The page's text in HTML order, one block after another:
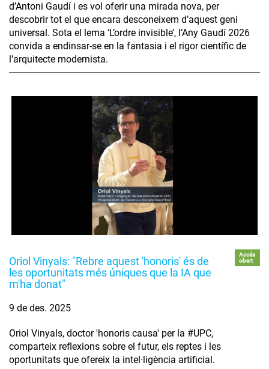
d’Antoni Gaudí i es vol oferir una mirada nova, per
descobrir tot el que encara desconeixem d’aquest geni
universal. Sota el lema ‘L’ordre invisible’, l’Any Gaudí 2026
convida a endinsar-se en la fantasia i el rigor científic de
l’arquitecte modernista.
Oriol Vinyals: "Rebre aquest 'honoris' és de
les oportunitats més úniques que la IA que
m'ha donat"
Accés
obert
9 de des. 2025
Oriol Vinyals, doctor 'honoris causa' per la #UPC,
comparteix reflexions sobre el futur, els reptes i les
oportunitats que ofereix la intel·ligència artificial.